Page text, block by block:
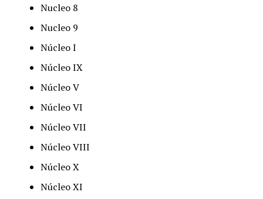
Nucleo 8
Nucleo 9
Núcleo I
Núcleo IX
Núcleo V
Núcleo VI
Núcleo VII
Núcleo VIII
Núcleo X
Núcleo XI